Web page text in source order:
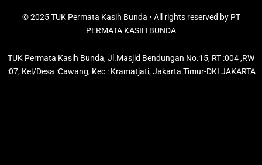
t
p
p
t
a
r
a
e
b
o
k
t
e
© 2025 TUK Permata Kasih Bunda • All rights reserved by PT
PERMATA KASIH BUNDA
TUK Permata Kasih Bunda, Jl.Masjid Bendungan No.15, RT :004 ,RW
:07, Kel/Desa :Cawang, Kec : Kramatjati, Jakarta Timur-DKI JAKARTA